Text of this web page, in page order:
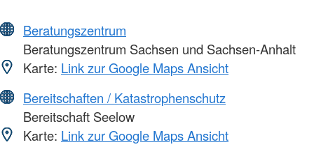
Beratungszentrum
Beratungszentrum Sachsen und Sachsen-Anhalt
Karte: Link zur Google Maps Ansicht
Bereitschaften / Katastrophenschutz
Bereitschaft Seelow
Karte: Link zur Google Maps Ansicht